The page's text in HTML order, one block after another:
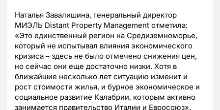
Наталья Завалишина, генеральный директор
МИЭЛЬ Distant Property Management отметила:
«Это единственный регион на Средиземноморье,
который не испытывал влияния экономического
кризиса – здесь не было отмечено снижения цен,
но сейчас они еще достаточно низки. Хотя в
ближайшие несколько лет ситуацию изменит и
рост стоимости жилья, и бурное экономическое и
социальное развитие Калабрии, которым активно
занимается правительство Италии и Евросоюз».